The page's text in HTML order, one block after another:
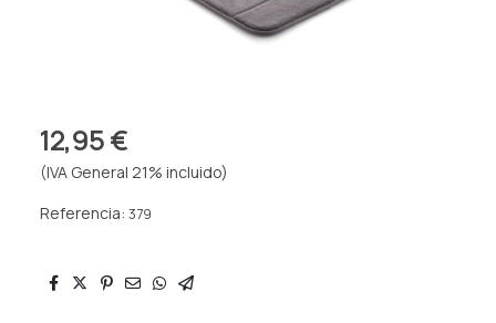
12,95 €
(IVA General 21% incluido)
Referencia: 379